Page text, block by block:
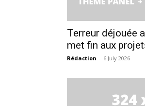
Terreur déjouée
met fin aux
Rédaction - 6 July 2026